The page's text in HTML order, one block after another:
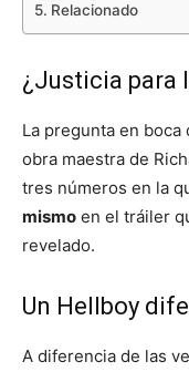
Relacionado
¿Justicia para
La pregunta en
obra maestra de
tres números en la
mismo en el tráiler
revelado.
Un Hellboy
A diferencia de las